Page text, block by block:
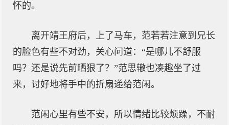
怀的。
离开靖王府后，上了马车，范若若注意到兄长
的脸色有些不对劲，关心问道：“是哪儿不舒服
吗？还是说先前晒狠了？”范思辙也凑趣坐了过
来，讨好地将手中的折扇递给范闲。
范闲心里有些不安，所以情绪比较烦躁，不耐